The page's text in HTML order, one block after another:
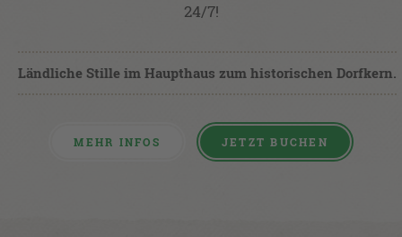
24/7!
Ländliche Stille im Haupthaus zum historischen Dorfkern.
MEHR INFOS JETZT BUCHEN